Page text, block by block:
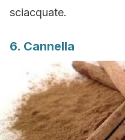
sciacquate.
6. Cannella